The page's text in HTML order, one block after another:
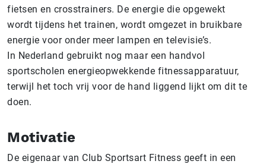
fietsen en crosstrainers. De energie die opgewekt
wordt tijdens het trainen, wordt omgezet in bruikbare
energie voor onder meer lampen en televisie’s.
In Nederland gebruikt nog maar een handvol
sportscholen energieopwekkende fitnessapparatuur,
terwijl het toch vrij voor de hand liggend lijkt om dit te
doen.
Motivatie
De eigenaar van Club Sportsart Fitness geeft in een